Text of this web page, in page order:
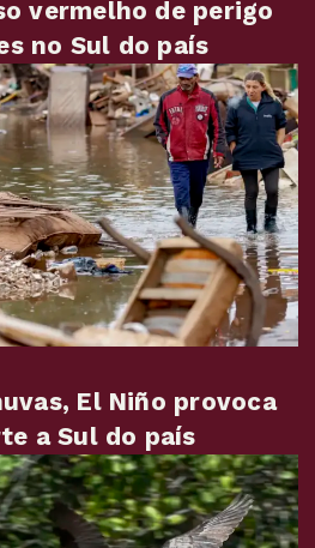
vermelho de perigo
no Sul do país
El Niño provoca
a Sul do país